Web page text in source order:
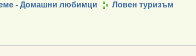
- Домашни любимци Ловен туризъм